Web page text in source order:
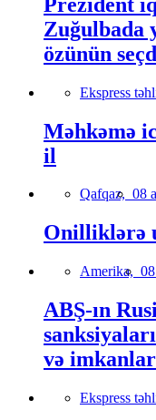
Zuğulbada
özünün
Ekspress
Məhkəmə
il
Qafqaz, 08
Onilliklərə
Amerika,
ABŞ-ın
və
Ekspress